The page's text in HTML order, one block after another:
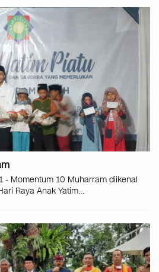
- Momentum 10 Muharram diikenal
Raya Anak Yatim…